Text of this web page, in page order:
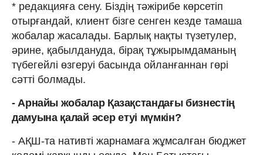
* редакцияға сену. Біздің тәжірибе көрсетіп
отырғандай, клиент бізге сенген кезде тамаша
жобалар жасалады. Барлық нақты түзетулер,
әрине, қабылдануда, бірақ тұжырымдаманың
түбегейлі өзгеруі басында ойланғаннан гөрі
сәтті болмады.
- Арнайы жобалар Қазақстандағы бизнестің
дамуына қалай әсер етуі мүмкін?
- АҚШ-та нативті жарнамаға жұмсалған бюджет